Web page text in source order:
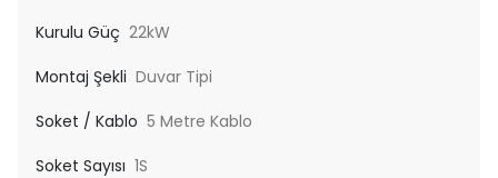
Kurulu Güç 22kW
Montaj Şekli Duvar Tipi
Soket / Kablo 5 Metre Kablo
Soket Sayısı 1S